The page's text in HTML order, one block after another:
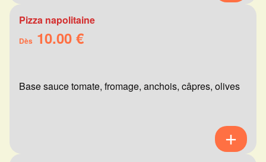
Pizza napolitaine
Dès 10.00 €
Base sauce tomate, fromage, anchois, câpres, olives